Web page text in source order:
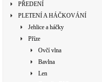
PŘEDENÍ
PLETENÍ A HÁČKOVÁNÍ
Jehlice a háčky
Příze
Ovčí vlna
Bavlna
Len